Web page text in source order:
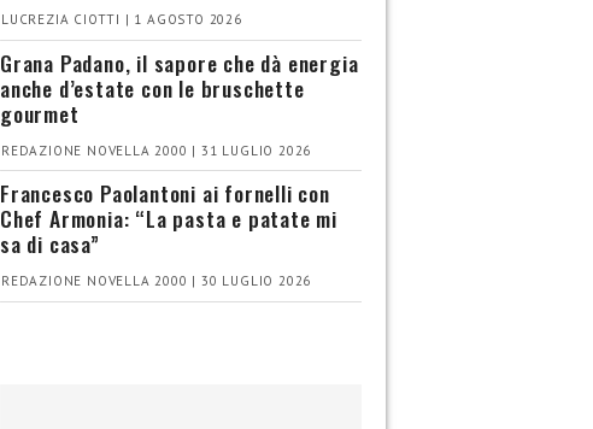
LUCREZIA CIOTTI | 1 AGOSTO 2026
Grana Padano, il sapore che dà energia
anche d’estate con le bruschette
gourmet
REDAZIONE NOVELLA 2000 | 31 LUGLIO 2026
Francesco Paolantoni ai fornelli con
Chef Armonia: “La pasta e patate mi
sa di casa”
REDAZIONE NOVELLA 2000 | 30 LUGLIO 2026